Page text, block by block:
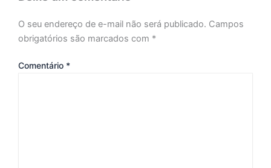
O seu endereço de e-mail não será publicado. Campos
obrigatórios são marcados com *
Comentário *